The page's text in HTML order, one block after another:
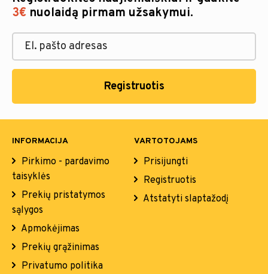
3€ nuolaidą pirmam užsakymui.
Registruotis
INFORMACIJA
Pirkimo - pardavimo
taisyklės
Prekių pristatymos
sąlygos
Apmokėjimas
Prekių grąžinimas
Privatumo politika
VARTOTOJAMS
Prisijungti
Registruotis
Atstatyti slaptažodį